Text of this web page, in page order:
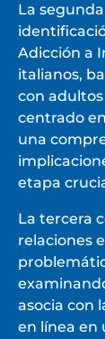
La
Adicción a
italianos,
con
centrado
una
etapa
La tercera
relaciones
asocia con
en línea en